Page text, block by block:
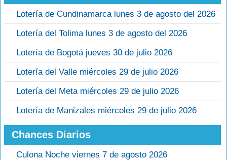
Lotería de Cundinamarca lunes 3 de agosto del 2026
Lotería del Tolima lunes 3 de agosto del 2026
Lotería de Bogotá jueves 30 de julio 2026
Lotería del Valle miércoles 29 de julio 2026
Lotería del Meta miércoles 29 de julio 2026
Lotería de Manizales miércoles 29 de julio 2026
Chances Diarios
Culona Noche viernes 7 de agosto 2026